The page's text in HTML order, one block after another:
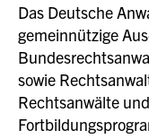
Das Deutsche
gemeinnützige
sowie
Rechtsanwälte